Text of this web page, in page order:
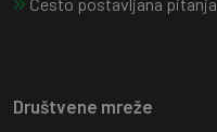
Društvene mreže